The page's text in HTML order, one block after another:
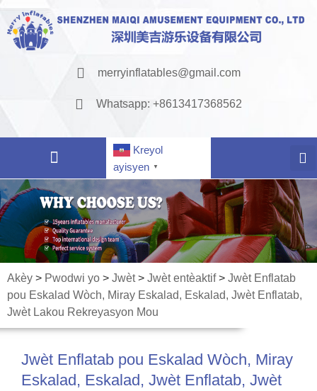
merryinflatables@gmail.com
Whatsapp: +8613417368562
Kreyol
ayisyen
▼
Akèy > Pwodwi yo > Jwèt> Jwèt entèaktif> Jwèt Enflatab
pou Eskalad Wòch, Miray Eskalad, Eskalad, Jwèt Enflatab,
Jwèt Lakou Rekreyasyon Mou
Jwèt Enflatab pou Eskalad Wòch, Miray
Eskalad, Eskalad, Jwèt Enflatab, Jwèt